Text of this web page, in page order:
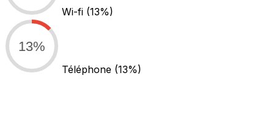
Wi-fi (13%)
13%
Téléphone (13%)